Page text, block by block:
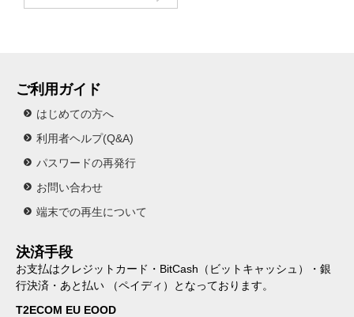
ご利用ガイド
はじめての方へ
利用者ヘルプ(Q&A)
パスワードの再発行
お問い合わせ
端末での再生について
決済手段
お支払はクレジットカード・BitCash（ビットキャッシュ）・銀
行決済・あと払い （ペイディ）となっております。
T2ECOM EU EOOD